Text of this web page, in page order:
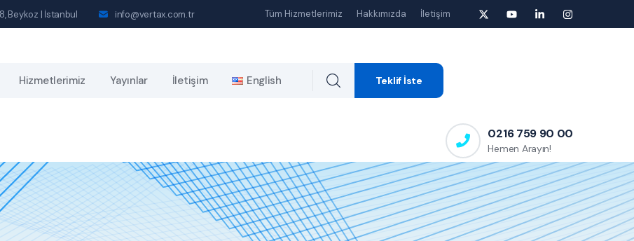
Beykoz | İstanbul info@vertax.com.tr Tüm Hizmetlerimiz Hakkımızda İletişim
Hizmetlerimiz Yayınlar İletişim English Teklif İste
0216 759 90 00
Hemen Arayın!